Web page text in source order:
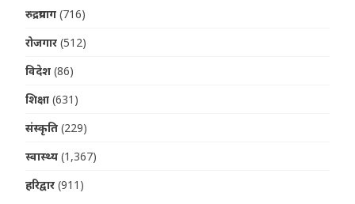
रुद्रप्रयाग (716)
रोजगार (512)
विदेश (86)
शिक्षा (631)
संस्कृति (229)
स्वास्थ्य (1,367)
हरिद्वार (911)